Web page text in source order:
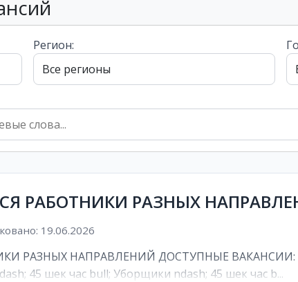
Регион:
РАБОТНИКИ РАЗНЫХ
19.06.2026
РАЗНЫХ НАПРАВЛЕНИЙ ДОСТУПНЫЕ ВАКАНСИИ:
45 шек час bull; Уборщики ndash; 45 шек час b...